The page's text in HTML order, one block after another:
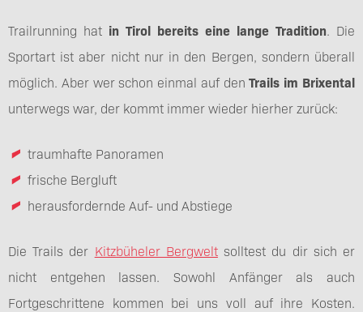
Trailrunning hat in Tirol bereits eine lange Tradition. Die
Sportart ist aber nicht nur in den Bergen, sondern überall
möglich. Aber wer schon einmal auf denTrails im Brixental
unterwegs war, der kommt immer wieder hierher zurück:
traumhafte Panoramen
frische Bergluft
herausfordernde Auf- und Abstiege
Die Trails der Kitzbüheler Bergweltsolltest du dir sich er
nicht entgehen lassen. Sowohl Anfänger als auch
Fortgeschrittene kommen bei uns voll auf ihre Kosten.